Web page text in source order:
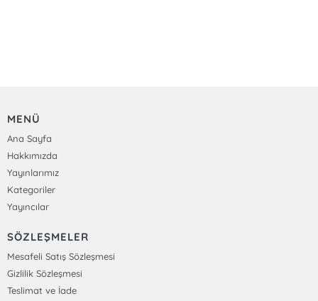
MENÜ
Ana Sayfa
Hakkımızda
Yayınlarımız
Kategoriler
Yayıncılar
SÖZLEŞMELER
Mesafeli Satış Sözleşmesi
Gizlilik Sözleşmesi
Teslimat ve İade